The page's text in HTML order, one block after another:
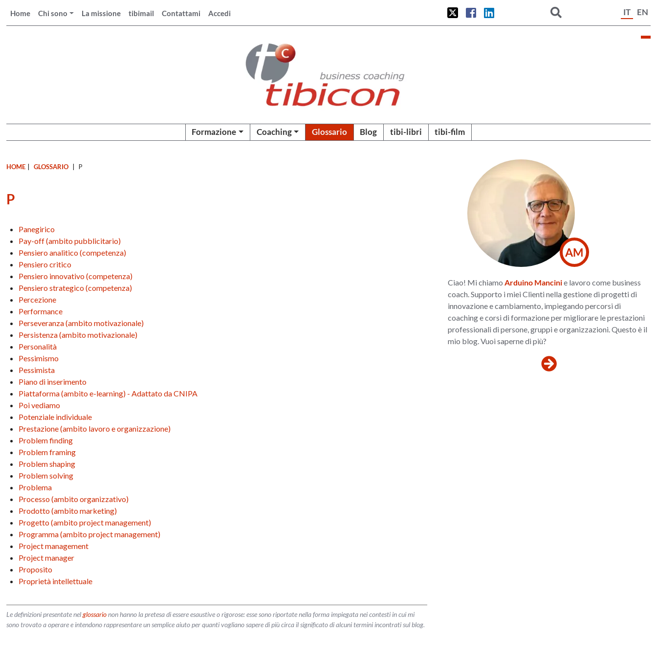
Home Chi sono La missione tibimail Contattami Accedi IT EN
Formazione Coaching Glossario Blog tibi-libri tibi-film
HOME GLOSSARIO P
P
Panegirico
Pay-off (ambito pubblicitario)
Pensiero analitico (competenza)
Pensiero critico
Pensiero innovativo (competenza)
Pensiero strategico (competenza)
Percezione
Performance
Perseveranza (ambito motivazionale)
Persistenza (ambito motivazionale)
Personalità
Pessimismo
Pessimista
Piano di inserimento
Piattaforma (ambito e-learning) - Adattato da CNIPA
Poi vediamo
Potenziale individuale
Prestazione (ambito lavoro e organizzazione)
Problem finding
Problem framing
Problem shaping
Problem solving
Problema
Processo (ambito organizzativo)
Prodotto (ambito marketing)
Progetto (ambito project management)
Programma (ambito project management)
Project management
Project manager
Proposito
Proprietà intellettuale
Le definizioni presentate nelglossarionon hanno la pretesa di essere esaustive o rigorose: esse sono riportate nella forma impiegata nei contesti in cui mi
sono trovato a operare e intendono rappresentare un semplice aiuto per quanti vogliano sapere di più circa il significato di alcuni termini incontrati sul blog.
AM
Ciao! Mi chiamo Arduino Mancinie lavoro come business
coach. Supporto i miei Clienti nella gestione di progetti di
innovazione e cambiamento, impiegando percorsi di
coaching e corsi di formazione per migliorare le prestazioni
professionali di persone, gruppi e organizzazioni. Questo è il
mio blog. Vuoi saperne di più?